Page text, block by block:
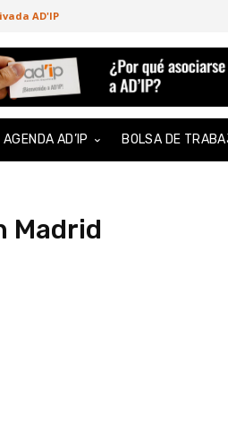
AD'IP
AGENDA AD’IP BOLSA DE
Madrid